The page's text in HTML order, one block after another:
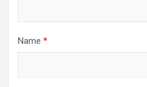
Name *